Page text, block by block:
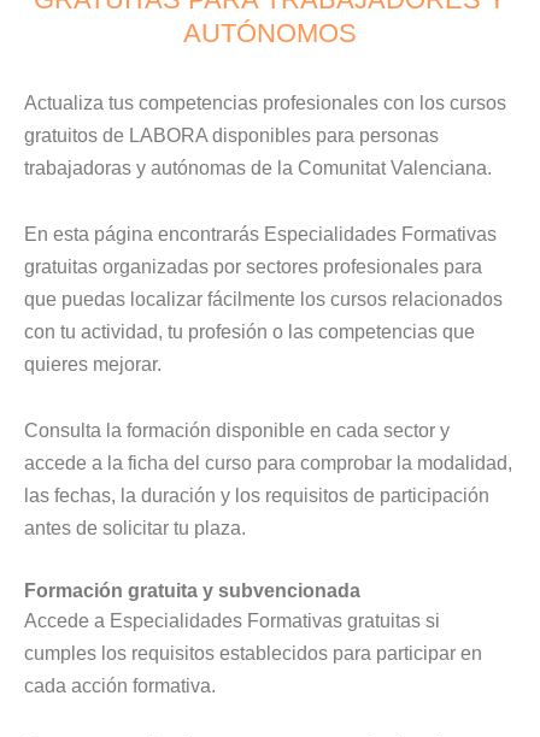
AUTÓNOMOS
Actualiza tus competencias profesionales con los cursos
gratuitos de LABORA disponibles para personas
trabajadoras y autónomas de la Comunitat Valenciana.
En esta página encontrarás Especialidades Formativas
gratuitas organizadas por sectores profesionales para
que puedas localizar fácilmente los cursos relacionados
con tu actividad, tu profesión o las competencias que
quieres mejorar.
Consulta la formación disponible en cada sector y
accede a la ficha del curso para comprobar la modalidad,
las fechas, la duración y los requisitos de participación
antes de solicitar tu plaza.
Formación gratuita y subvencionada
Accede a Especialidades Formativas gratuitas si
cumples los requisitos establecidos para participar en
cada acción formativa.